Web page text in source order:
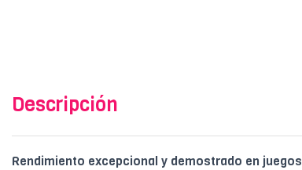
Descripción
Rendimiento excepcional y demostrado en juegos